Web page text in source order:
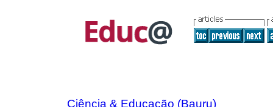
Ciência & Educação (Bauru)